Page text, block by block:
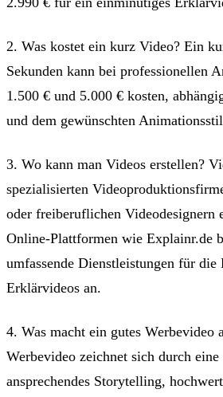
2. Was kostet ein kurz Video? Ein
Sekunden kann bei professionellen
1.500 € und 5.000 € kosten,
und dem gewünschten
3. Wo kann man Videos erstellen?
spezialisierten
oder freiberuflichen Videodesignern
Online-Plattformen wie Explainr.de
umfassende Dienstleistungen für die
Erklärvideos an.
4. Was macht ein gutes Werbevideo
Werbevideo zeichnet sich durch
ansprechendes Storytelling,